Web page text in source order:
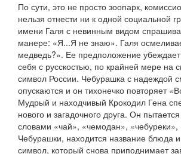
По сути, это не просто зоопарк,
нельзя отнести ни к одной социальной
имени Галя с невинным видом
манере: «Я...Я не знаю». Галя
медведь?». Ее предположение
себя с русскостью, по крайней мере
символ России. Чебурашка с надеждой
опускаются и он тихонечко повторяет
Мудрый и находчивый Крокодил Гена
нового и загадочного друга. Он
словами «чай», «чемодан»,
Чебурашки, находится название блюда
символ, который снова приподнимает